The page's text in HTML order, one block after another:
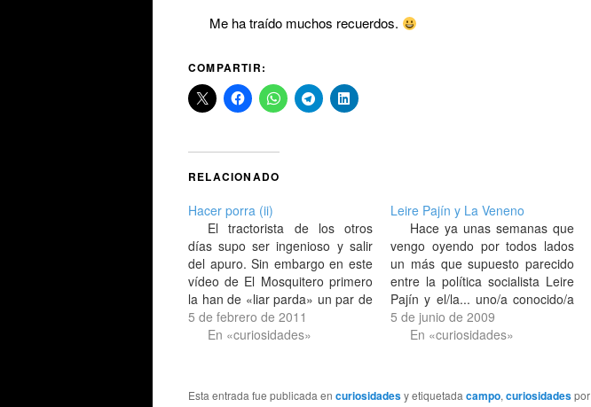
Me ha traído muchos recuerdos.
COMPARTIR:
RELACIONADO
Hacer porra (ii)
El tractorista de los otros
días supo ser ingenioso y salir
del apuro. Sin embargo en este
vídeo de El Mosquitero primero
la han de «liar parda» un par de
indocumentados al volante
hasta que llega uno con un
5 de febrero de 2011
En «curiosidades»
Leire Pajín y La Veneno
Hace ya unas semanas que
vengo oyendo por todos lados
un más que supuesto parecido
entre la política socialista Leire
Pajín y el/la... uno/a conocido/a
como La Veneno, éste/a que
hace unos años hizo famoso/a
5 de junio de 2009
En «curiosidades»
Esta entrada fue publicada en curiosidadesy etiquetada campo, curiosidadespor